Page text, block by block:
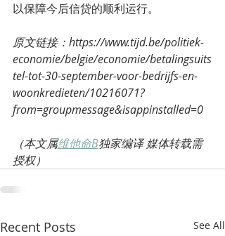
以保障今后信贷的顺利运行。
原文链接：https://www.tijd.be/politiek-
economie/belgie/economie/betalingsuits
tel-tot-30-september-voor-bedrijfs-en-
woonkredieten/10216071?
from=groupmessage&isappinstalled=0
（本文属维他命B独家编译 媒体转载需
授权）
Recent Posts See All